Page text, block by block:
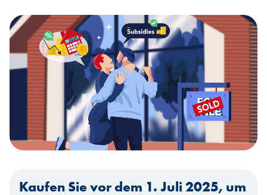
Kaufen Sie vor dem 1. Juli 2025, um